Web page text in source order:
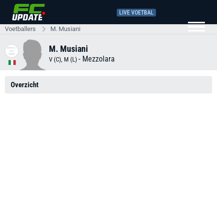
LIVE VOETBAL
Voetballers M. Musiani
M. Musiani
V (C), M (L) - Mezzolara
Overzicht